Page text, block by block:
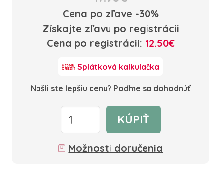
Cena po zľave -30%
Získajte zľavu po registrácii
Cena po registrácii: 12.50€
Splátková kalkulačka
Našli ste lepšiu cenu? Poďme sa dohodnúť
KÚPIŤ
Možnosti doručenia